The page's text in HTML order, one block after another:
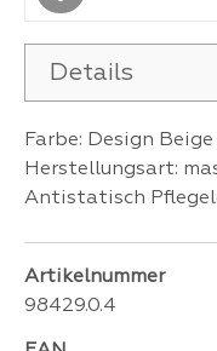
Details
Farbe: Design
Herstellungsart:
Antistatisch
Artikelnummer
98429.0.4